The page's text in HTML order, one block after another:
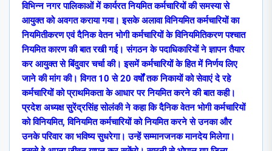
विभिन्न नगर पालिकाओं में कार्यरत नियमित कर्मचारियों की समस्या से
आयुक्त को अवगत कराया गया। इसके अलावा विनियमित कर्मचारियों का
नियमितीकरण एवं दैनिक वेतन भोगी कर्मचारियों के विनियमितिकरण पश्चात
नियमित कारण की बात रखी गई। संगठन के पदाधिकारियों ने ज्ञापन तैयार
कर आयुक्त से बिंदुवार चर्चा की। इसमें कर्मचारियों के हित में निर्णय लिए
जाने की मांग की। विगत 10 से 20 वर्षों तक निकायों को सेवाएं दे रहे
कर्मचारियों को प्राथमिकता के आधार पर नियमित करने की बात कही।
प्रदेश अध्यक्ष सुरेंद्रसिंह सोलंकी ने कहा कि दैनिक वेतन भोगी कर्मचारियों
को विनियमित, विनियमित कर्मचारियों को नियमित करने से उनका और
उनके परिवार का भविष्य सुधरेगा। उन्हें सम्मानजनक मानदेय मिलेगा।